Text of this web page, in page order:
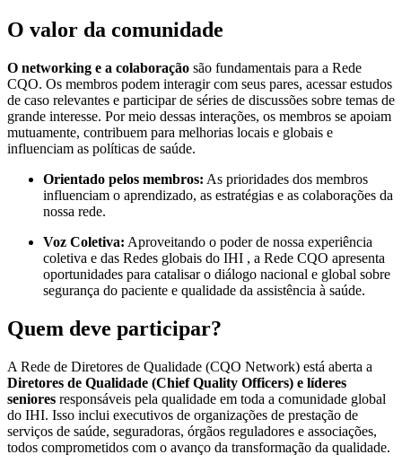
O valor da comunidade
O networking e a colaboração são fundamentais para a Rede
CQO. Os membros podem interagir com seus pares, acessar estudos
de caso relevantes e participar de séries de discussões sobre temas de
grande interesse. Por meio dessas interações, os membros se apoiam
mutuamente, contribuem para melhorias locais e globais e
influenciam as políticas de saúde.
Orientado pelos membros: As prioridades dos membros
influenciam o aprendizado, as estratégias e as colaborações da
nossa rede.
Voz Coletiva: Aproveitando o poder de nossa experiência
coletiva e das Redes globais do IHI , a Rede CQO apresenta
oportunidades para catalisar o diálogo nacional e global sobre
segurança do paciente e qualidade da assistência à saúde.
Quem deve participar?
A Rede de Diretores de Qualidade (CQO Network) está aberta a
Diretores de Qualidade (Chief Quality Officers) e líderes
seniores responsáveis ​​pela qualidade em toda a comunidade global
do IHI. Isso inclui executivos de organizações de prestação de
serviços de saúde, seguradoras, órgãos reguladores e associações,
todos comprometidos com o avanço da transformação da qualidade.